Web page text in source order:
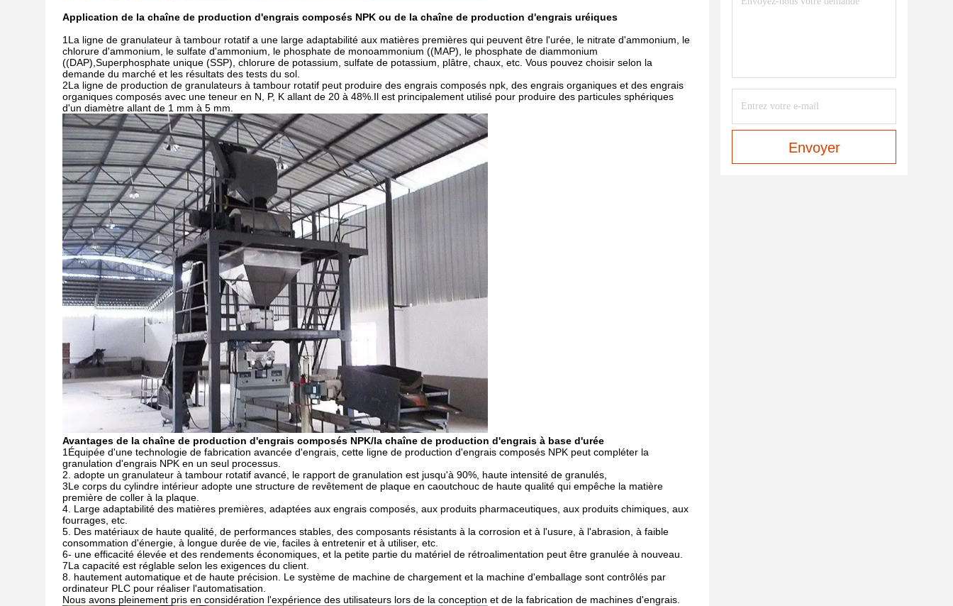
Application de la chaîne de production d'engrais composés NPK ou de la chaîne de production d'engrais uréiques
1La ligne de granulateur à tambour rotatif a une large adaptabilité aux matières premières qui peuvent être l'urée, le nitrate d'ammonium, le
chlorure d'ammonium, le sulfate d'ammonium, le phosphate de monoammonium ((MAP), le phosphate de diammonium
((DAP),Superphosphate unique (SSP), chlorure de potassium, sulfate de potassium, plâtre, chaux, etc. Vous pouvez choisir selon la
demande du marché et les résultats des tests du sol.
2La ligne de production de granulateurs à tambour rotatif peut produire des engrais composés npk, des engrais organiques et des engrais
organiques composés avec une teneur en N, P, K allant de 20 à 48%.Il est principalement utilisé pour produire des particules sphériques
d'un diamètre allant de 1 mm à 5 mm.
Avantages de la chaîne de production d'engrais composés NPK/la chaîne de production d'engrais à base d'urée
1Équipée d'une technologie de fabrication avancée d'engrais, cette ligne de production d'engrais composés NPK peut compléter la
granulation d'engrais NPK en un seul processus.
2. adopte un granulateur à tambour rotatif avancé, le rapport de granulation est jusqu'à 90%, haute intensité de granulés,
3Le corps du cylindre intérieur adopte une structure de revêtement de plaque en caoutchouc de haute qualité qui empêche la matière
première de coller à la plaque.
4. Large adaptabilité des matières premières, adaptées aux engrais composés, aux produits pharmaceutiques, aux produits chimiques, aux
fourrages, etc.
5. Des matériaux de haute qualité, de performances stables, des composants résistants à la corrosion et à l'usure, à l'abrasion, à faible
consommation d'énergie, à longue durée de vie, faciles à entretenir et à utiliser, etc.
6- une efficacité élevée et des rendements économiques, et la petite partie du matériel de rétroalimentation peut être granulée à nouveau.
7La capacité est réglable selon les exigences du client.
8. hautement automatique et de haute précision. Le système de machine de chargement et la machine d'emballage sont contrôlés par
ordinateur PLC pour réaliser l'automatisation.
Nous avons pleinement pris en considération l'expérience des utilisateurs lors de la conception et de la fabrication de machines d'engrais.
Envoyer